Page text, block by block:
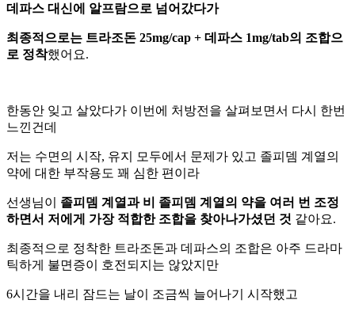
데파스 대신에 알프람으로 넘어갔다가
최종적으로는 트라조돈 25mg/cap + 데파스 1mg/tab의 조합으
로 정착했어요.
한동안 잊고 살았다가 이번에 처방전을 살펴보면서 다시 한번
느낀건데
저는 수면의 시작, 유지 모두에서 문제가 있고 졸피뎀 계열의
약에 대한 부작용도 꽤 심한 편이라
선생님이 졸피뎀 계열과 비 졸피뎀 계열의 약을 여러 번 조정
하면서 저에게 가장 적합한 조합을 찾아나가셨던 것 같아요.
최종적으로 정착한 트라조돈과 데파스의 조합은 아주 드라마
틱하게 불면증이 호전되지는 않았지만
6시간을 내리 잠드는 날이 조금씩 늘어나기 시작했고